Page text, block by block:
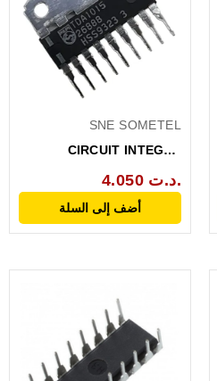
SNE SOMETEL
CIRCUIT INTEGRE
4.050 د.ت.
أضف إلى السلة